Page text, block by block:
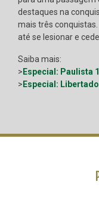
destaques na
mais três
até se lesionar e
Saiba mais:
> Especial: Paulista
> Especial: